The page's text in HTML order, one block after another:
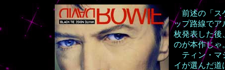
前述の「ス
ップ路線で
枚発表した後
のが本作じゃ
ティン・マ
イが選んだ道